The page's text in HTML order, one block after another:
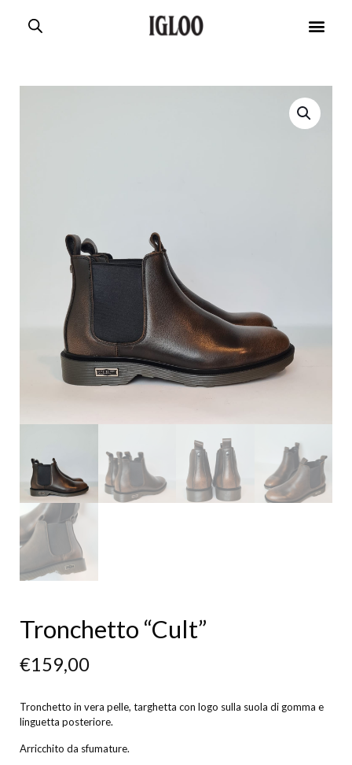
Tronchetto “Cult”
€159,00
Tronchetto in vera pelle, targhetta con logo sulla suola di gomma e
linguetta posteriore.
Arricchito da sfumature.